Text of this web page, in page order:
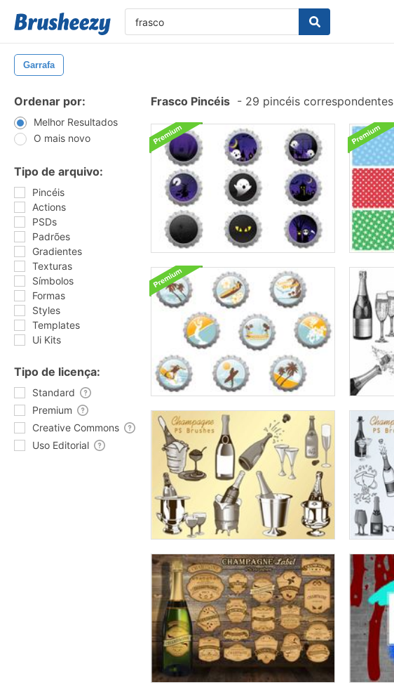
Garrafa
Ordenar por:
Melhor Resultados
O mais novo
Tipo de arquivo:
Pincéis
Actions
PSDs
Padrões
Gradientes
Texturas
Símbolos
Formas
Styles
Templates
Ui Kits
Tipo de licença:
Standard
Premium
Creative Commons
Uso Editorial
Frasco Pincéis - 29 pincéis correspondentes